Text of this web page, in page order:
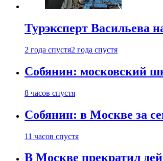
Турэксперт Васильева
2 года спустя2 года спустя
Собянин: московский
8 часов спустя
Собянин: в Москве за
11 часов спустя
В Москве прекратил